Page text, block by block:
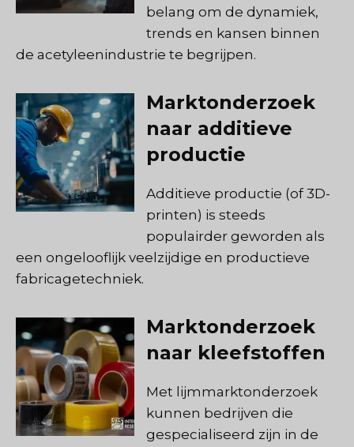
belang om de dynamiek,
trends en kansen binnen
de acetyleenindustrie te begrijpen.
Marktonderzoek
naar additieve
productie
Additieve productie (of 3D-
printen) is steeds
populairder geworden als
een ongelooflijk veelzijdige en productieve
fabricagetechniek.
Marktonderzoek
naar kleefstoffen
Met lijmmarktonderzoek
kunnen bedrijven die
gespecialiseerd zijn in de